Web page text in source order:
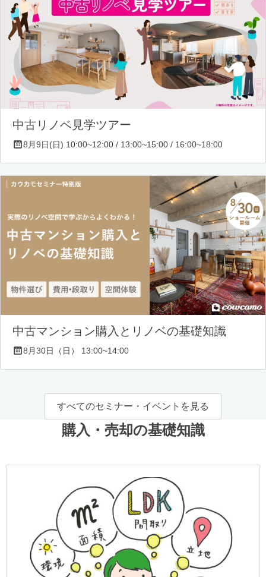
中古リノベ見学ツアー
8月9日(日) 10:00~12:00 / 13:00~15:00 / 16:00~18:00
中古マンション購入とリノベの基礎知識
8月30日（日） 13:00~14:00
すべてのセミナー・イベントを見る
購入・売却の基礎知識